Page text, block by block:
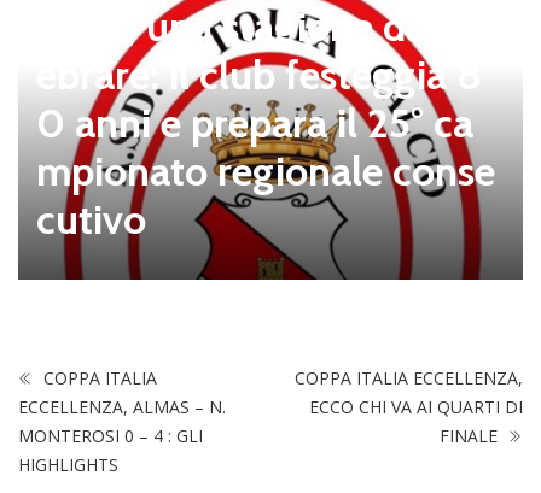
Tolfa, una stagione da cel
ebrare: il club festeggia 8
0 anni e prepara il 25° ca
mpionato regionale conse
cutivo
COPPA ITALIA
ECCELLENZA, ALMAS – N.
MONTEROSI 0 – 4 : GLI
HIGHLIGHTS
COPPA ITALIA ECCELLENZA,
ECCO CHI VA AI QUARTI DI
FINALE